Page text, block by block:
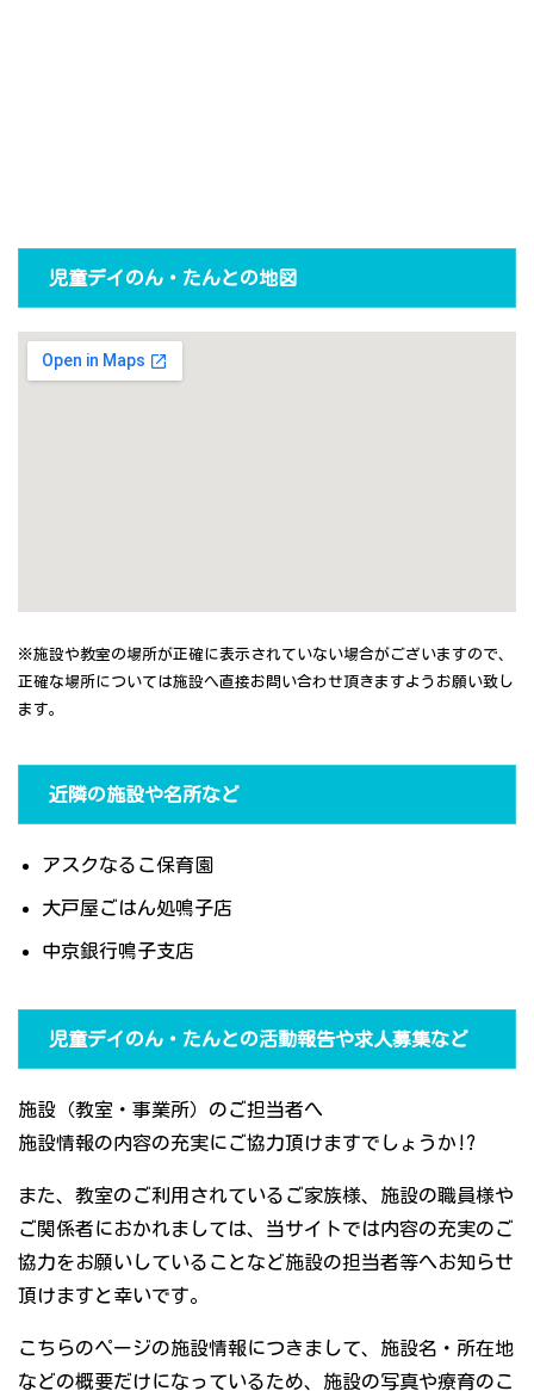
児童デイのん・たんとの地図
※施設や教室の場所が正確に表示されていない場合がございますので、
正確な場所については施設へ直接お問い合わせ頂きますようお願い致し
ます。
近隣の施設や名所など
アスクなるこ保育園
大戸屋ごはん処鳴子店
中京銀行鳴子支店
児童デイのん・たんとの活動報告や求人募集など
施設（教室・事業所）のご担当者へ
施設情報の内容の充実にご協力頂けますでしょうか!?
また、教室のご利用されているご家族様、施設の職員様や
ご関係者におかれましては、当サイトでは内容の充実のご
協力をお願いしていることなど施設の担当者等へお知らせ
頂けますと幸いです。
こちらのページの施設情報につきまして、施設名・所在地
などの概要だけになっているため、施設の写真や療育のこ